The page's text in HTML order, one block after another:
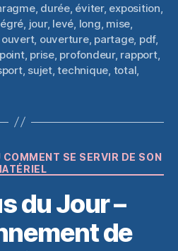
, durée, éviter, exposition
jour, levé long mise
ouvert, ouverture, partage, pdf,
point, prise, profondeur, rapport,
, sujet,technique total
CatégoriesSE SERVIR DE SON
du Jour –
de